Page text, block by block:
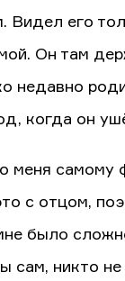
Видел его
Он там
недавно
когда он
меня самому
с отцом,
было
сам, никто